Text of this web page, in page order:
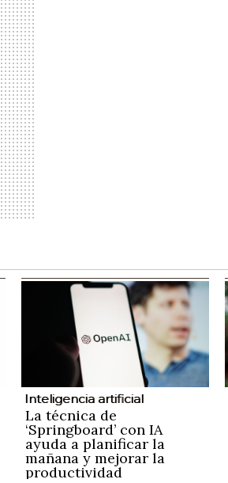
Inteligencia artificial
La técnica de
‘Springboard’ con IA
ayuda a planificar la
mañana y mejorar la
productividad